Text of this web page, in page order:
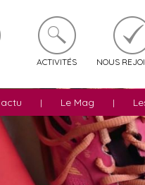
ACTIVITÉS NOUS
Le Mag